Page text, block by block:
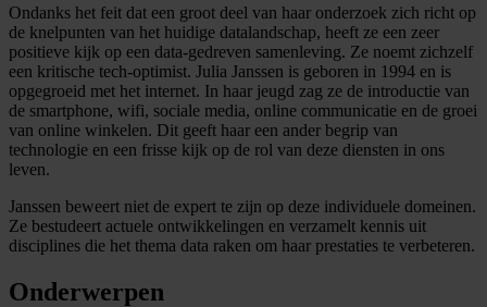
Ondanks het feit dat een groot deel van haar onderzoek zich richt op
de knelpunten van het huidige datalandschap, heeft ze een zeer
positieve kijk op een data-gedreven samenleving. Ze noemt zichzelf
een kritische tech-optimist. Julia Janssen is geboren in 1994 en is
opgegroeid met het internet. In haar jeugd zag ze de introductie van
de smartphone, wifi, sociale media, online communicatie en de groei
van online winkelen. Dit geeft haar een ander begrip van
technologie en een frisse kijk op de rol van deze diensten in ons
leven.
Janssen beweert niet de expert te zijn op deze individuele domeinen.
Ze bestudeert actuele ontwikkelingen en verzamelt kennis uit
disciplines die het thema data raken om haar prestaties te verbeteren.
Onderwerpen